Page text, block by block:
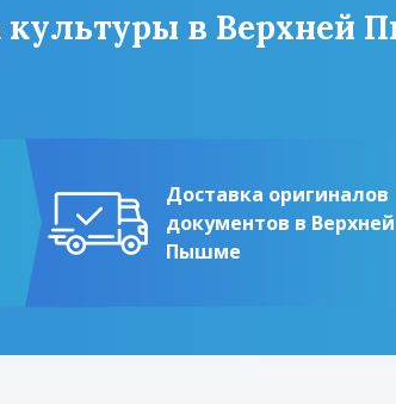
культуры в Верхней
Доставка оригиналов
документов в Верхней
Пышме